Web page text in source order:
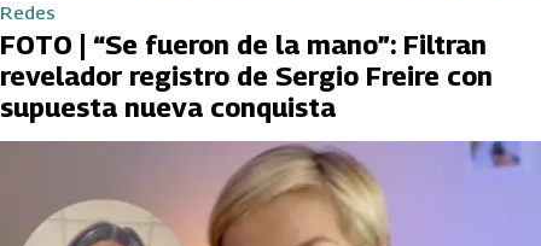
Redes
FOTO | “Se fueron de la mano”: Filtran
revelador registro de Sergio Freire con
supuesta nueva conquista